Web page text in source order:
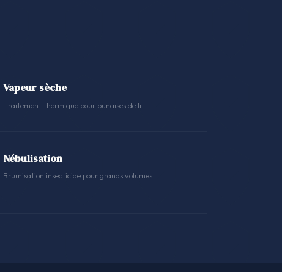
Vapeur sèche
Traitement thermique pour punaises de lit.
Nébulisation
Brumisation insecticide pour grands volumes.